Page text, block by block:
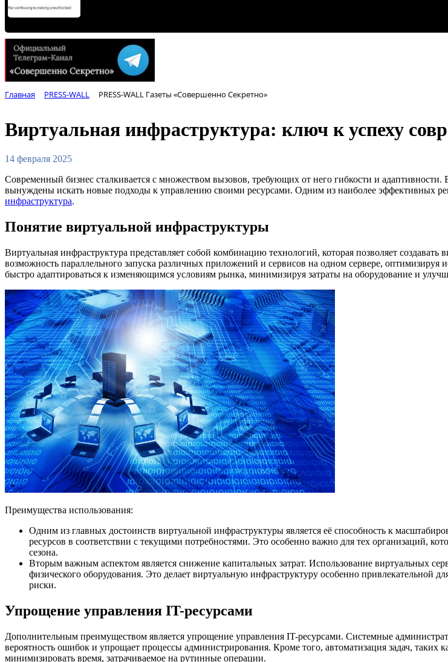
Главная PRESS-WALL PRESS-WALL Газеты «Совершенно Секретно»
Виртуальная инфраструктура: ключ к успеху
14 февраля 2025
Современный бизнес сталкивается с множеством вызовов, требующих от него гибкости и
вынуждены искать новые подходы к управлению своими ресурсами. Одним из наиболее эффективных
инфраструктура.
Понятие виртуальной инфраструктуры
Виртуальная инфраструктура представляет собой комбинацию технологий, которая позволяет
возможность параллельного запуска различных приложений и сервисов на одном сервере, оптимизируя
быстро адаптироваться к изменяющимся условиям рынка, минимизируя затраты на оборудование и
Преимущества использования:
Одним из главных достоинств виртуальной инфраструктуры является её способность к
ресурсов в соответствии с текущими потребностями. Это особенно важно для тех организаций,
сезона.
Вторым важным аспектом является снижение капитальных затрат. Использование виртуальных
физического оборудования. Это делает виртуальную инфраструктуру особенно привлекательной
риски.
Упрощение управления IT-ресурсами
Дополнительным преимуществом является упрощение управления IT-ресурсами. Системные
вероятность ошибок и упрощает процессы администрирования. Кроме того, автоматизация задач, таких
минимизировать время, затрачиваемое на рутинные операции.